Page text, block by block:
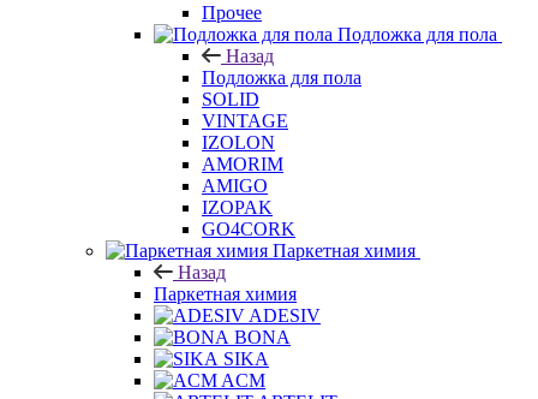
Прочее
Подложка для пола
Назад
Подложка для пола
SOLID
VINTAGE
IZOLON
AMORIM
AMIGO
IZOPAK
GO4CORK
Паркетная химия
Назад
Паркетная химия
ADESIV
BONA
SIKA
ACM